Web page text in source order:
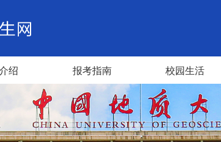
绍 报考指南 校园生活